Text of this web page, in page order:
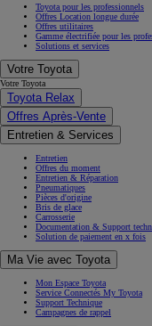
Toyota pour les professionnels
Offres Location longue durée
Offres utilitaires
Gamme électrifiée pour les
Solutions et services
Votre Toyota
Votre Toyota
Toyota Relax
Offres Après-Vente
Entretien & Services
Entretien
Offres du moment
Entretien & Réparation
Pneumatiques
Pièces d'origine
Bris de glace
Carrosserie
Documentation & Support
Solution de paiement en x fois
Ma Vie avec Toyota
Mon Espace Toyota
Service Connectés My Toyota
Support Technique
Campagnes de rappel